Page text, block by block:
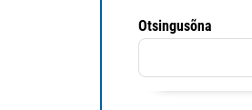
Otsingusõna